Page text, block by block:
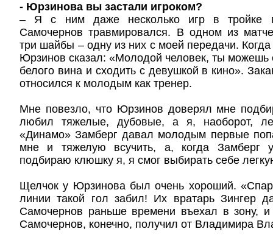
- Юрзинова вы застали игроком?
– Я с ним даже несколько игр в тройке
Самочернов травмировался. В одном из
три шайбы – одну из них с моей передачи.
Юрзинов сказал: «Молодой человек, ты можешь
белого вина и сходить с девушкой в кино».
относился к молодым как тренер.
Мне повезло, что Юрзинов доверял мне
любил тяжелые, дубовые, а я, наоборот,
«Динамо» Замберг давал молодым первые
мне и тяжелую всучить, а, когда Замберг
подбираю клюшку я, я смог выбирать себе
Щелчок у Юрзинова был очень хороший.
линии такой гол забил! Их вратарь Зингер
Самочернов раньше времени въехал в зону,
Самочернов, конечно, получил от Владимира